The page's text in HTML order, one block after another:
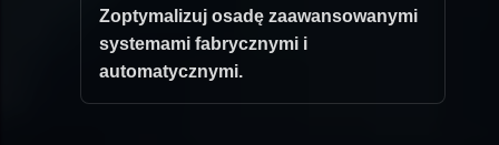
Zoptymalizuj osadę zaawansowanymi
systemami fabrycznymi i
automatycznymi.